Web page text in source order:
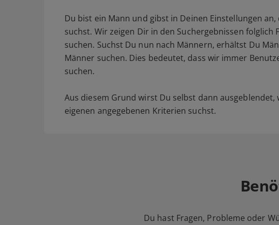
Du bist ein Mann und gibst in Deinen Einstellungen an,
suchst. Wir zeigen Dir in den Suchergebnissen folglich
suchen. Suchst Du nun nach Männern, erhältst Du
Männer suchen. Dies bedeutet, dass wir immer
suchen.
Aus diesem Grund wirst Du selbst dann ausgeblendet,
eigenen angegebenen Kriterien suchst.
Du hast Fragen, Probleme oder